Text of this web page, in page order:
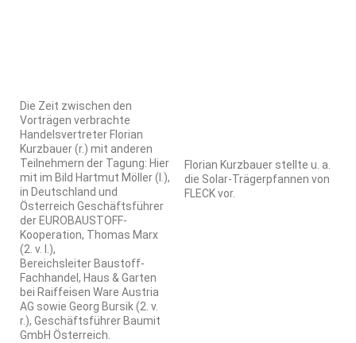
Die Zeit zwischen den
Vorträgen verbrachte
Handelsvertreter Florian
Kurzbauer (r.) mit anderen
Teilnehmern der Tagung: Hier
mit im Bild Hartmut Möller (l.),
in Deutschland und
Österreich Geschäftsführer
der EUROBAUSTOFF-
Kooperation, Thomas Marx
(2. v. l.),
Bereichsleiter Baustoff-
Fachhandel, Haus & Garten
bei Raiffeisen Ware Austria
AG sowie Georg Bursik (2. v.
r.), Geschäftsführer Baumit
GmbH Österreich.
Florian Kurzbauer stellte u. a.
die Solar-Trägerpfannen von
FLECK vor.